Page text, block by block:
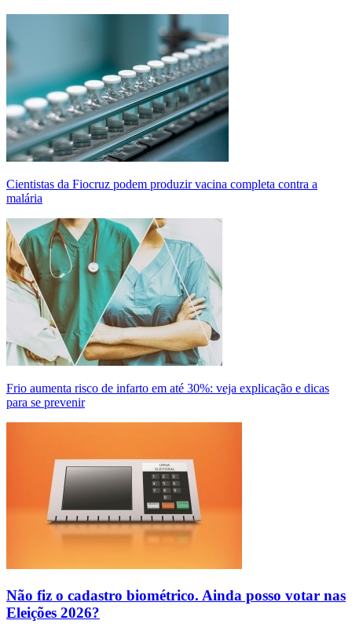
Cientistas da Fiocruz podem produzir vacina completa contra a
malária
Frio aumenta risco de infarto em até 30%: veja explicação e dicas
para se prevenir
Não fiz o cadastro biométrico. Ainda posso votar nas
Eleições 2026?